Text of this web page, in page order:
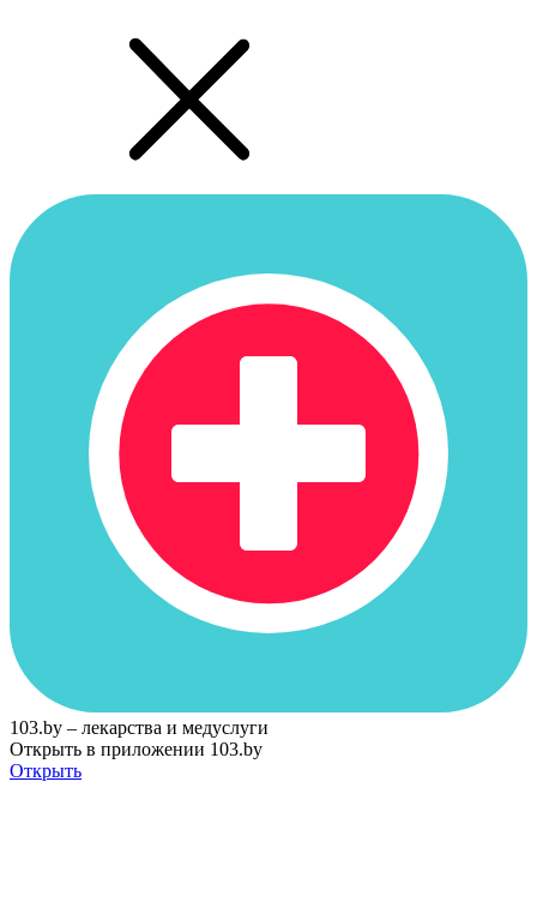
103.by – лекарства и медуслуги
Открыть в приложении 103.by
Открыть